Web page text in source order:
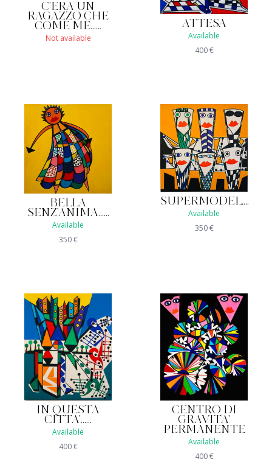
C'ERA UN
RAGAZZO CHE
COME ME......
Not available
ATTESA
Available
400€
BELLA
SENZ'ANIMA......
Available
350€
SUPERMODEL....
Available
350€
IN QUESTA
CITTA'......
Available
400€
CENTRO DI
GRAVITA'
PERMANENTE
Available
400€